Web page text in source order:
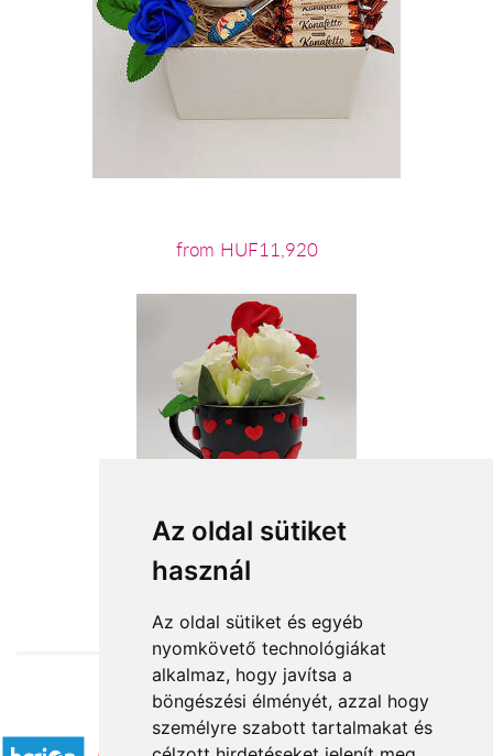
Az oldal sütiket
használ
Az oldal sütiket és egyéb
nyomkövető technológiákat
alkalmaz, hogy javítsa a
böngészési élményét, azzal hogy
személyre szabott tartalmakat és
from HUF11,920
from HUF11,360
Accepted payment methods